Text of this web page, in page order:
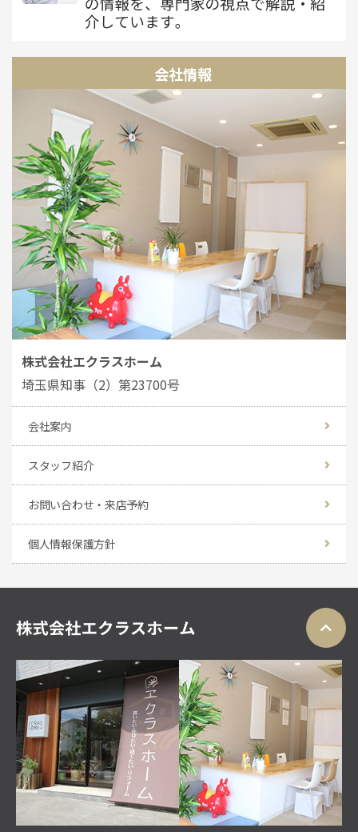
会社情報
株式会社エクラスホーム
埼玉県知事（2）第23700号
会社案内
スタッフ紹介
お問い合わせ・来店予約
個人情報保護方針